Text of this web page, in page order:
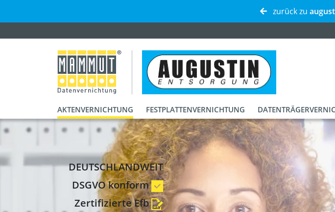
zurück zu
AKTENVERNICHTUNG FESTPLATTENVERNICHTUNG
DEUTSCHLANDWEIT
DSGVO konform
Zertifizierte Efb